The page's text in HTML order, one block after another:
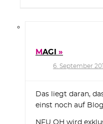
MAGI
6. September
Das liegt daran,
einst noch auf
NFU OH wird